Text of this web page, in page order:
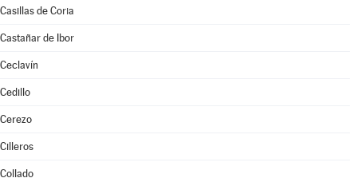
Casillas de Coria
Castañar de Ibor
Ceclavín
Cedillo
Cerezo
Cilleros
Collado